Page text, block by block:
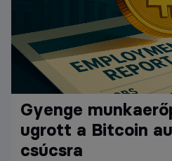
Gyenge
ugrott a Bitcoin
csúcsra